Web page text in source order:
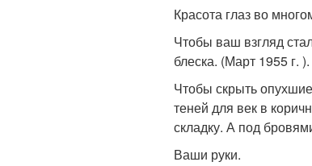
Красота глаз во
Чтобы ваш взгляд
блеска. (Март 1955 г. ).
Чтобы скрыть
теней для век в
складку. А под
Ваши руки.